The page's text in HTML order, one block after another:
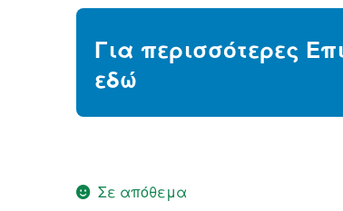
είναι:
3.10 €.
Για περισσότερες
εδώ
Σε απόθεμα